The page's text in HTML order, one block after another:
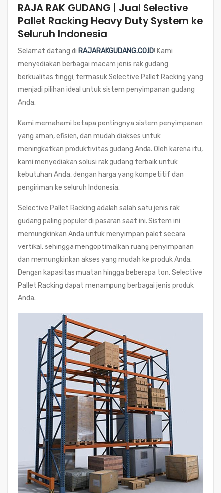
RAJA RAK GUDANG | Jual Selective
Pallet Racking Heavy Duty System ke
Seluruh Indonesia
Selamat datang di RAJARAKGUDANG.CO.ID! Kami
menyediakan berbagai macam jenis rak gudang
berkualitas tinggi, termasuk Selective Pallet Racking yang
menjadi pilihan ideal untuk sistem penyimpanan gudang
Anda.
Kami memahami betapa pentingnya sistem penyimpanan
yang aman, efisien, dan mudah diakses untuk
meningkatkan produktivitas gudang Anda. Oleh karena itu,
kami menyediakan solusi rak gudang terbaik untuk
kebutuhan Anda, dengan harga yang kompetitif dan
pengiriman ke seluruh Indonesia.
Selective Pallet Racking adalah salah satu jenis rak
gudang paling populer di pasaran saat ini. Sistem ini
memungkinkan Anda untuk menyimpan palet secara
vertikal, sehingga mengoptimalkan ruang penyimpanan
dan memungkinkan akses yang mudah ke produk Anda.
Dengan kapasitas muatan hingga beberapa ton, Selective
Pallet Racking dapat menampung berbagai jenis produk
Anda.